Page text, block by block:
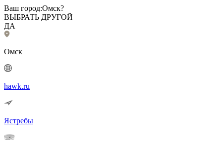
Ваш город:Омск?
ВЫБРАТЬ ДРУГОЙ
ДА
Омск
hawk.ru
Ястребы